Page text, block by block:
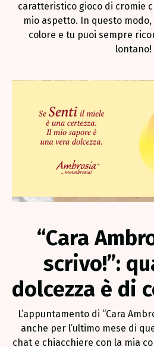
caratteristico gioco di cromie
mio aspetto. In questo
colore e tu puoi sempre
lontano!
“Cara
scrivo!”:
dolcezza è di
L’appuntamento di “Cara
anche per l’ultimo mese di
chat e chiacchiere con la mia